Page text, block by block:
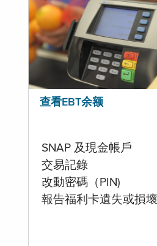
查看EBT余额
SNAP 及現金帳戶
交易記錄
改動密碼（PIN)
報告福利卡遺失或損壞